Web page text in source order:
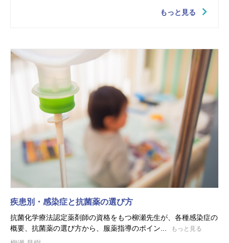
もっと見る
疾患別・感染症と抗菌薬の選び方
抗菌化学療法認定薬剤師の資格をもつ柳瀬先生が、各種感染症の
概要、抗菌薬の選び方から、服薬指導のポイン...
もっと見る